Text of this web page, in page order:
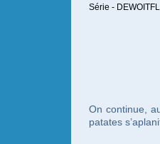
Série -
On continue,
patates